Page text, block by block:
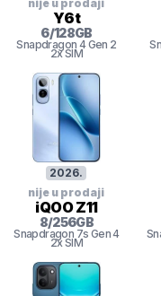
nije u prodaji
Y6t
6/128GB
Snapdragon 4 Gen 2
2x SIM
2026.
nije u prodaji
iQOO Z11
8/256GB
Snapdragon 7s Gen 4
2x SIM